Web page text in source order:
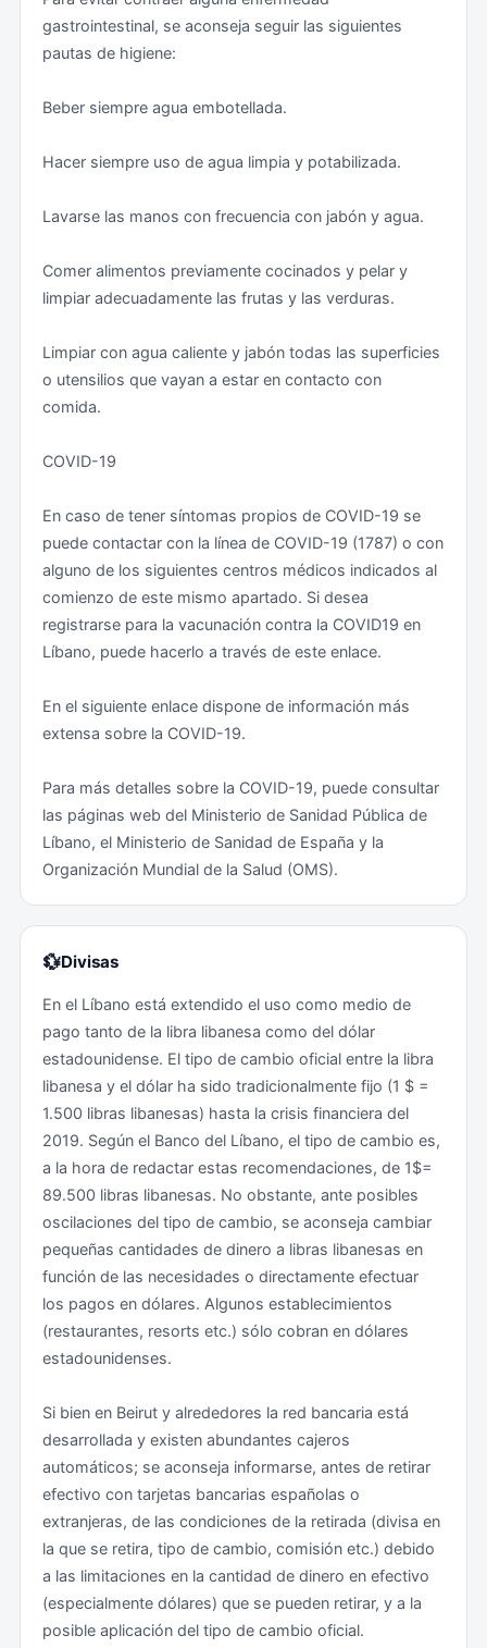
debiendo recurrirse a un/a abogado/a local para
acceder al expediente y para realizar las gestiones
nacionalidad deben estar especialmente atentos a
siempre con un certificado de nacimiento,
posibles errores de identidad.
las autoridades libanesas, por lo que siempre deberán
cumplirse las condiciones de entrada.
viajeros directamente procedentes de países con
riesgo de fiebre amarilla, se exige el certificado de
vacunación contra esa enfermedad.
Recomendadas: Ninguna en particular si se ha
cumplido el calendario de vacunación vigente en
Antes de iniciar el viaje se recomienda consultar a su
recomendaciones sanitarias por países del Ministerio
de Sanidad en su pág ina web .
gastrointestinal, se aconseja seguir las siguientes
pautas de higiene:
Beber siempre agua embotellada.
Hacer siempre uso de agua limpia y potabilizada.
Lavarse las manos con frecuencia con jabón y agua.
Comer alimentos previamente cocinados y pelar y
limpiar adecuadamente las frutas y las verduras.
Limpiar con agua caliente y jabón todas las superficies
o utensilios que vayan a estar en contacto con
comida.
COVID-19
En caso de tener síntomas propios de COVID-19 se
puede contactar con la línea de COVID-19 (1787) o con
alguno de los siguientes centros médicos indicados al
comienzo de este mismo apartado. Si desea
registrarse para la vacunación contra la COVID19 en
Líbano, puede hacerlo a través de este enlace.
En el siguiente enlace dispone de información más
extensa sobre la COVID-19.
Para más detalles sobre la COVID-19, puede consultar
las páginas web del Ministerio de Sanidad Pública de
Líbano, el Ministerio de Sanidad de España y la
Organización Mundial de la Salud (OMS).
💱Divisas
En el Líbano está extendido el uso como medio de
pago tanto de la libra libanesa como del dólar
estadounidense. El tipo de cambio oficial entre la libra
libanesa y el dólar ha sido tradicionalmente fijo (1 $ =
1.500 libras libanesas) hasta la crisis financiera del
2019. Según el Banco del Líbano, el tipo de cambio es,
a la hora de redactar estas recomendaciones, de 1$=
89.500 libras libanesas. No obstante, ante posibles
oscilaciones del tipo de cambio, se aconseja cambiar
pequeñas cantidades de dinero a libras libanesas en
función de las necesidades o directamente efectuar
los pagos en dólares. Algunos establecimientos
(restaurantes, resorts etc.) sólo cobran en dólares
estadounidenses.
Si bien en Beirut y alrededores la red bancaria está
desarrollada y existen abundantes cajeros
automáticos; se aconseja informarse, antes de retirar
efectivo con tarjetas bancarias españolas o
extranjeras, de las condiciones de la retirada (divisa en
la que se retira, tipo de cambio, comisión etc.) debido
a las limitaciones en la cantidad de dinero en efectivo
(especialmente dólares) que se pueden retirar, y a la
posible aplicación del tipo de cambio oficial.